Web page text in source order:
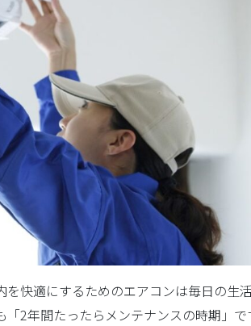
快適にするためのエアコンは毎日の生
2年間たったらメンテナンスの時期」で